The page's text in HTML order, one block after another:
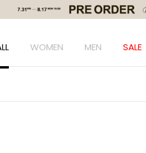
WOMEN MEN SALE